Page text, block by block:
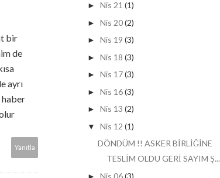
bir
de
ayrı
haber
Yanıtla
► Nis 21 (1)
► Nis 20 (2)
► Nis 19 (3)
► Nis 18 (3)
► Nis 17 (3)
► Nis 16 (3)
► Nis 13 (2)
▼ Nis 12 (1)
DÖNDÜM !! ASKER BİRLİĞİNE
TESLİM OLDU GERİ SAYIM Ş...
► Nis 06 (3)